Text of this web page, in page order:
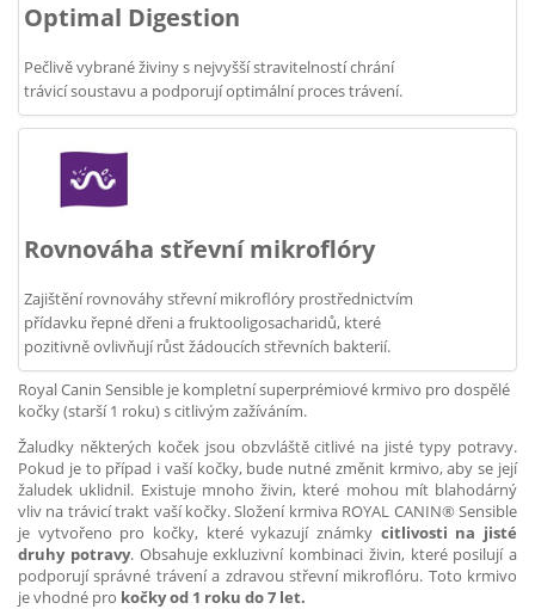
Optimal Digestion
Pečlivě vybrané živiny s nejvyšší stravitelností chrání
trávicí soustavu a podporují optimální proces trávení.
Rovnováha střevní mikroflóry
Zajištění rovnováhy střevní mikroflóry prostřednictvím
přídavku řepné dřeni a fruktooligosacharidů, které
pozitivně ovlivňují růst žádoucích střevních bakterií.
Royal Canin Sensible je kompletní superprémiové krmivo pro dospělé
kočky (starší 1 roku) s citlivým zažíváním.
Žaludky některých koček jsou obzvláště citlivé na jisté typy potravy.
Pokud je to případ i vaší kočky, bude nutné změnit krmivo, aby se její
žaludek uklidnil. Existuje mnoho živin, které mohou mít blahodárný
vliv na trávicí trakt vaší kočky. Složení krmiva ROYAL CANIN® Sensible
je vytvořeno pro kočky, které vykazují známky citlivosti na jisté
druhy potravy. Obsahuje exkluzivní kombinaci živin, které posilují a
podporují správné trávení a zdravou střevní mikroflóru. Toto krmivo
je vhodné pro kočky od 1 roku do 7 let.